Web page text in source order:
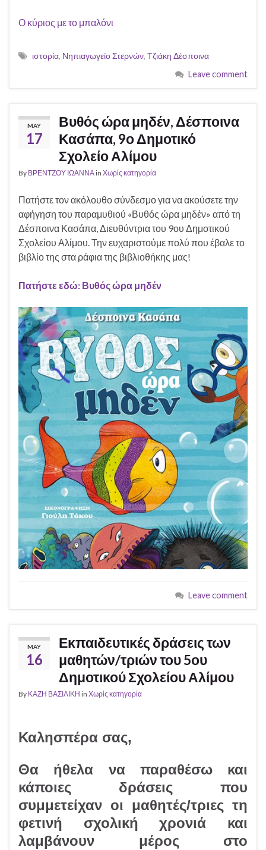
Ο κύριος με το μπαλόνι
ιστορία, Νηπιαγωγείο Στερνών, Τζιάκη Δέσποινα
Leave comment
MAY
17
Βυθός ώρα μηδέν, Δέσποινα
Κασάπα, 9ο Δημοτικό
Σχολείο Αλίμου
By ΒΡΕΝΤΖΟΥ ΙΩΑΝΝΑin Χωρίς κατηγορία
Πατήστε τον ακόλουθο σύνδεσμο για να ακούσετε την
αφήγηση του παραμυθιού «Βυθός ώρα μηδέν» από τη
Δέσποινα Κασάπα, Διευθύντρια του 9ου Δημοτικού
Σχολείου Αλίμου. Την ευχαριστούμε πολύ που έβαλε το
βιβλίο της στα ράφια της βιβλιοθήκης μας!
Πατήστε εδώ: Βυθός ώρα μηδέν
Leave comment
MAY
16
Εκπαιδευτικές δράσεις των
μαθητών/τριών του 5ου
Δημοτικού Σχολείου Αλίμου
By ΚΑΖΗ ΒΑΣΙΛΙΚΗ in Χωρίς κατηγορία
Καλησπέρα σας,
Θα ήθελα να παραθέσω και
κάποιες δράσεις που
συμμετείχαν οι μαθητές/τριες τη
φετινή σχολική χρονιά και
λαμβάνουν μέρος στο